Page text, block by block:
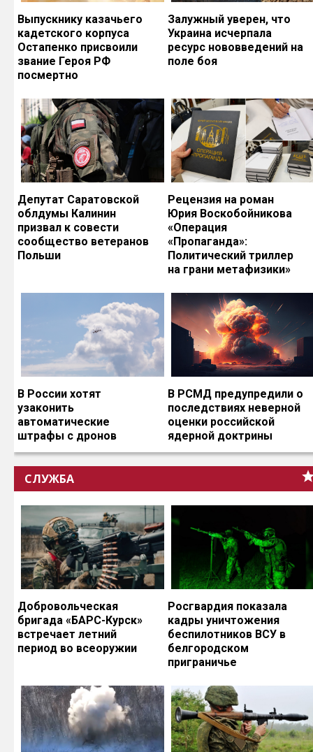
Выпускнику казачьего
кадетского корпуса
Остапенко присвоили
звание Героя РФ
посмертно
Залужный уверен, что
Украина исчерпала
ресурс нововведений на
поле боя
Депутат Саратовской
облдумы Калинин
призвал к совести
сообщество ветеранов
Польши
Рецензия на роман
Юрия Воскобойникова
«Операция
«Пропаганда»:
Политический триллер
на грани метафизики»
В России хотят
узаконить
автоматические
штрафы с дронов
В РСМД предупредили о
последствиях неверной
оценки российской
ядерной доктрины
СЛУЖБА
Добровольческая
бригада «БАРС-Курск»
встречает летний
период во всеоружии
Росгвардия показала
кадры уничтожения
беспилотников ВСУ в
белгородском
приграничье